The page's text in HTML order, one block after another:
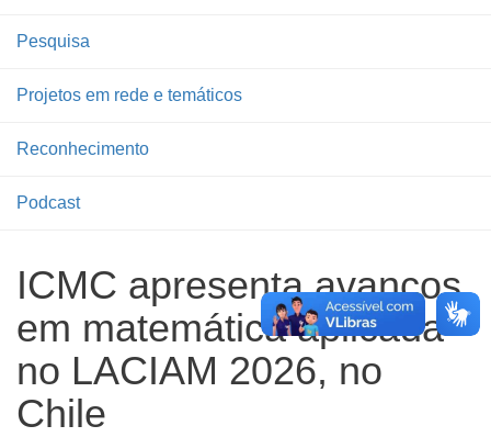
Pesquisa
Projetos em rede e temáticos
Reconhecimento
Podcast
ICMC apresenta avanços
em matemática aplicada
no LACIAM 2026, no
Chile